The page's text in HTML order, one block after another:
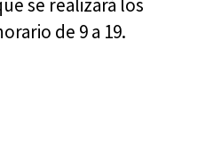
se realizará los
de 9 a 19.